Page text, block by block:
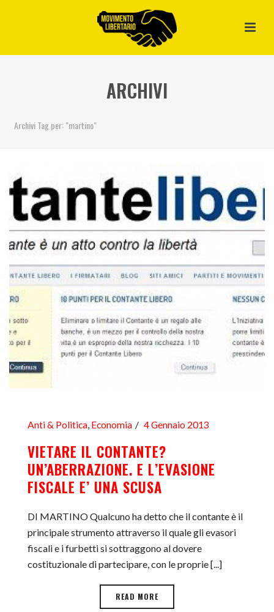
ARCHIVI
Archivi Tag per: "martino"
Anti & Politica, Economia 4 Gennaio 2013
VIETARE IL CONTANTE?
UN’ABERRAZIONE. E L’EVASIONE
FISCALE E’ UNA SCUSA
DI MARTINO Qualcuno ha detto che il contante è il
principale strumento attraverso il quale gli evasori
fiscali e i furbetti si sottraggono al dovere
costituzionale di partecipare, con le proprie [...]
READ MORE